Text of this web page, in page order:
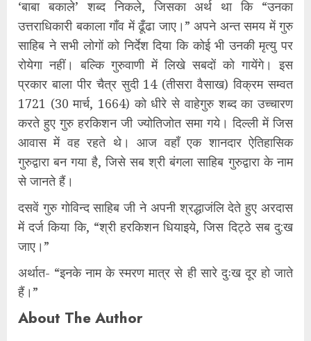
‘बाबा बकाले’ शब्द निकले, जिसका अर्थ था कि “उनका
उत्तराधिकारी बकाला गाँव में ढूँढा जाए।” अपने अन्त समय में गुरु
साहिब ने सभी लोगों को निर्देश दिया कि कोई भी उनकी मृत्यु पर
रोयेगा नहीं। बल्कि गुरुवाणी में लिखे सबदों को गायेंगे। इस
प्रकार बाला पीर चैत्र सुदी 14 (तीसरा वैसाख) विक्रम सम्वत
1721 (30 मार्च, 1664) को धीरे से वाहेगुरु शब्द का उच्चारण
करते हुए गुरु हरकिशन जी ज्योतिजोत समा गये। दिल्ली में जिस
आवास में वह रहते थे। आज वहाँ एक शानदार ऐतिहासिक
गुरुद्वारा बन गया है, जिसे सब श्री बंगला साहिब गुरुद्वारा के नाम
से जानते हैं।
दसवें गुरु गोविन्द साहिब जी ने अपनी श्रद्धाजंलि देते हुए अरदास
में दर्ज किया कि, “श्री हरकिशन धियाइये, जिस दिट्ठे सब दु:ख
जाए।”
अर्थात- “इनके नाम के स्मरण मात्र से ही सारे दुःख दूर हो जाते
हैं।”
About The Author